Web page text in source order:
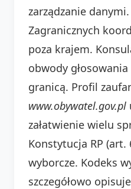
zarządzanie
Zagranicznych
poza krajem.
obwody
granicą. Profil
www.obywatel.gov.pl
załatwienie wielu
Konstytucja RP
wyborcze. Kodeks
szczegółowo